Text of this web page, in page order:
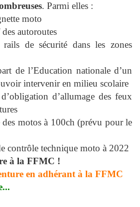
. Parmi elles :
moto
autoroutes
de sécurité dans les zones
de l’Education nationale d’un
intervenir en milieu scolaire
d’allumage des feux
motos à 100ch (prévu pour le
contrôle technique moto à 2022
à la FFMC !
en adhérant à la FFMC